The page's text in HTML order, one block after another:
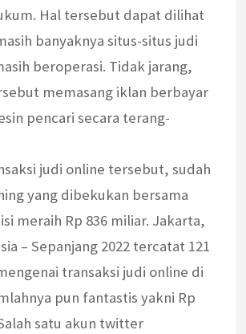
Hal tersebut dapat dilihat
banyaknya situs-situs judi
beroperasi. Tidak jarang,
memasang iklan berbayar
pencari secara terang-
judi online tersebut, sudah
yang dibekukan bersama
meraih Rp 836 miliar. Jakarta,
– Sepanjang 2022 tercatat 121
transaksi judi online di
pun fantastis yakni Rp
satu akun twitter